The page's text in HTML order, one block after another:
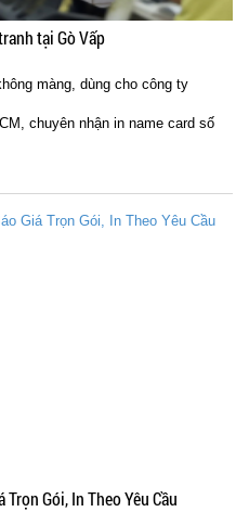
tại Gò Vấp
màng, dùng cho công ty
chuyên nhận in name card số
Trọn Gói, In Theo Yêu Cầu